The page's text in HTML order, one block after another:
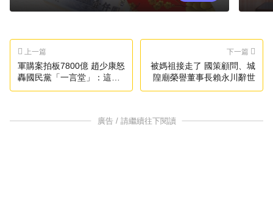
上一篇
軍購案拍板7800億 趙少康怒
轟國民黨「一言堂」：這麼
笨的政黨
下一篇
被媽祖接走了 國策顧問、城
隍廟榮譽董事長賴永川辭世
廣告 / 請繼續往下閱讀